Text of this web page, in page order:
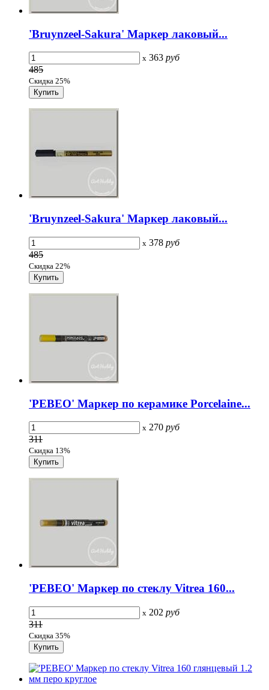
'Bruynzeel-Sakura' Маркер лаковый...
x 363 руб
485
Скидка 25%
'Bruynzeel-Sakura' Маркер лаковый...
x 378 руб
485
Скидка 22%
'PEBEO' Маркер по керамике Porcelaine...
x 270 руб
311
Скидка 13%
'PEBEO' Маркер по стеклу Vitrea 160...
x 202 руб
311
Скидка 35%